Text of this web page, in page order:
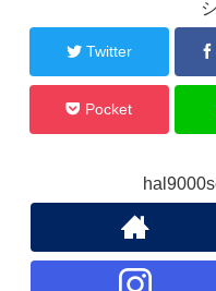
Twitter
Pocket